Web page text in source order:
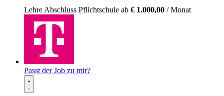
Lehre Abschluss Pflichtschule ab € 1.000,00 / Monat
Passt der Job zu mir?